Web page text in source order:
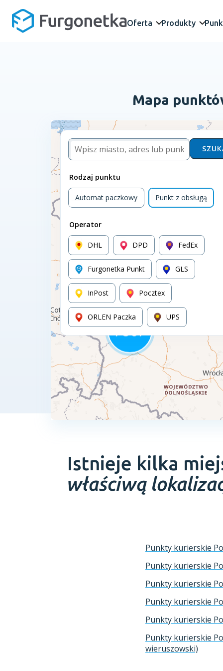
Oferta Produkty
Mapa
Istnieje kilka
właściwą
Punkty kurierskie
Punkty kurierskie
Punkty kurierskie
Punkty kurierskie
Punkty kurierskie
Punkty kurierskie
wieruszowski)